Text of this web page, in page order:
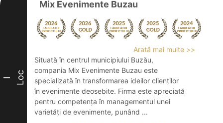
I Loc
Mix Evenimente Buzau
Arată mai multe >>
Situată în centrul municipiului Buzău,
compania Mix Evenimente Buzau este
specializată în transformarea ideilor clienților
în evenimente deosebite. Firma este apreciată
pentru competența în managementul unei
varietăți de evenimente, punând ...